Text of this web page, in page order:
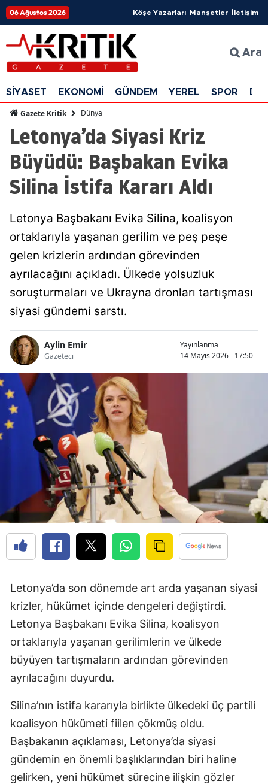
06 Ağustos 2026 Köşe Yazarları Manşetler İletişim
Ara
SİYASET EKONOMİ GÜNDEM YEREL SPOR
Gazete Kritik Dünya
Letonya’da Siyasi Kriz
Büyüdü: Başbakan Evika
Silina İstifa Kararı Aldı
Letonya Başbakanı Evika Silina, koalisyon
ortaklarıyla yaşanan gerilim ve peş peşe
gelen krizlerin ardından görevinden
ayrılacağını açıkladı. Ülkede yolsuzluk
soruşturmaları ve Ukrayna dronları tartışması
siyasi gündemi sarstı.
Aylin Emir
Gazeteci
Yayınlanma
14 Mayıs 2026 - 17:50
Letonya’da son dönemde art arda yaşanan siyasi
krizler, hükümet içinde dengeleri değiştirdi.
Letonya Başbakanı Evika Silina, koalisyon
ortaklarıyla yaşanan gerilimlerin ve ülkede
büyüyen tartışmaların ardından görevinden
ayrılacağını duyurdu.
Silina’nın istifa kararıyla birlikte ülkedeki üç partili
koalisyon hükümeti fiilen çökmüş oldu.
Başbakanın açıklaması, Letonya’da siyasi
gündemin en önemli başlıklarından biri haline
gelirken, yeni hükümet sürecine ilişkin gözler